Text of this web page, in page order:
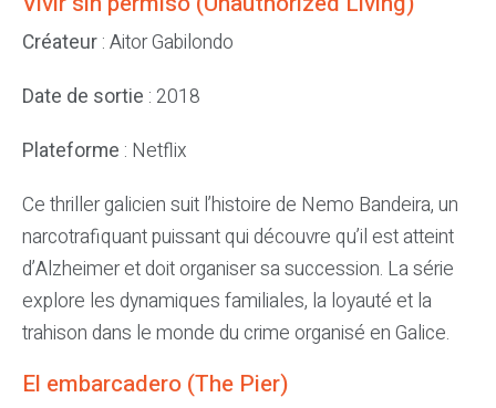
Créateur : Aitor Gabilondo
Date de sortie : 2018
Plateforme : Netflix
Ce thriller galicien suit l’histoire de Nemo Bandeira, un
narcotrafiquant puissant qui découvre qu’il est atteint
d’Alzheimer et doit organiser sa succession. La série
explore les dynamiques familiales, la loyauté et la
trahison dans le monde du crime organisé en Galice.
El embarcadero (The Pier)